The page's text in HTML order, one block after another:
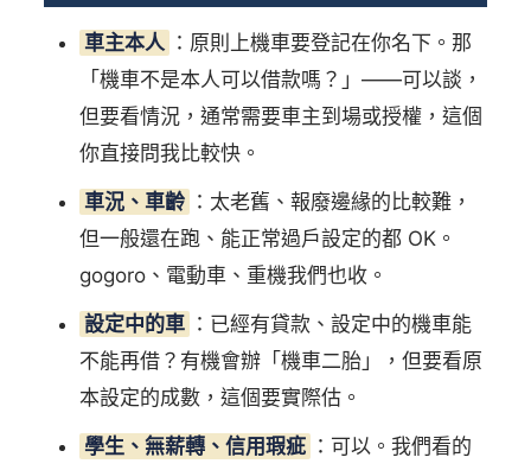
車主本人 ：原則上機車要登記在你名下。那
「機車不是本人可以借款嗎？」——可以談，
但要看情況，通常需要車主到場或授權，這個
你直接問我比較快。
車況、車齡 ：太老舊、報廢邊緣的比較難，
但一般還在跑、能正常過戶設定的都 OK。
gogoro、電動車、重機我們也收。
設定中的車 ：已經有貸款、設定中的機車能
不能再借？有機會辦「機車二胎」，但要看原
本設定的成數，這個要實際估。
學生、無薪轉、信用瑕疵 ：可以。我們看的